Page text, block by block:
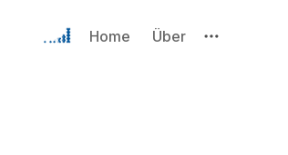
Home Über